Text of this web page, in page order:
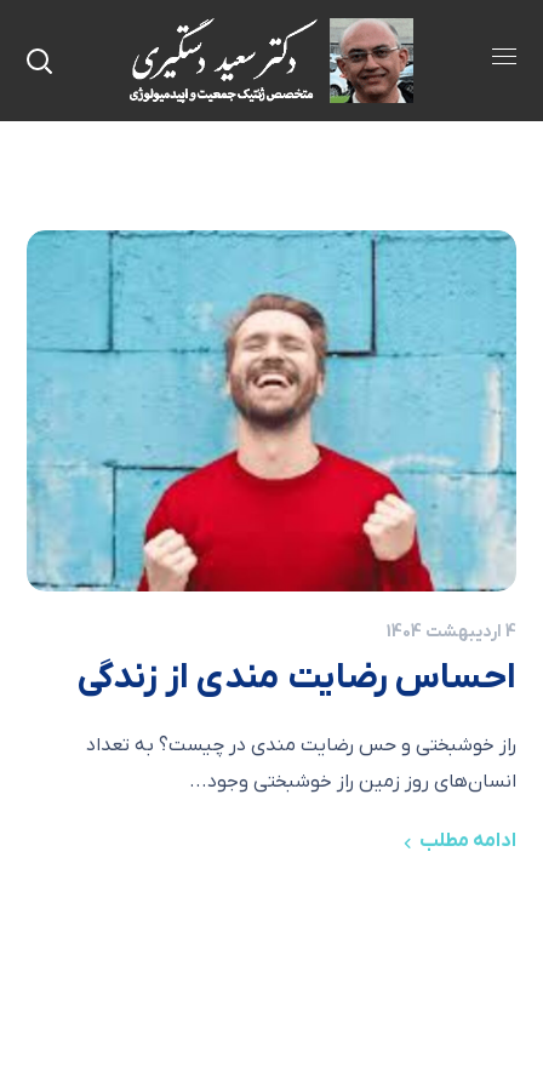
4 اردیبهشت 1404
احساس رضایت مندی از زندگی
راز خوشبختی و حس رضایت مندی در چیست؟ به تعداد
انسان‌های روز زمین راز خوشبختی وجود...
ادامه مطلب